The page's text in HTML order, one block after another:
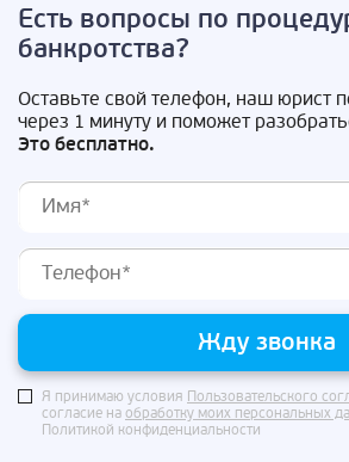
Есть вопросы по
банкротства?
Оставьте свой телефон, наш юрист
через 1 минуту и поможет
Это бесплатно.
Жду звонка
Я принимаю условия Пользовательского
согласие на обработку моих персональных
Политикой конфиденциальности